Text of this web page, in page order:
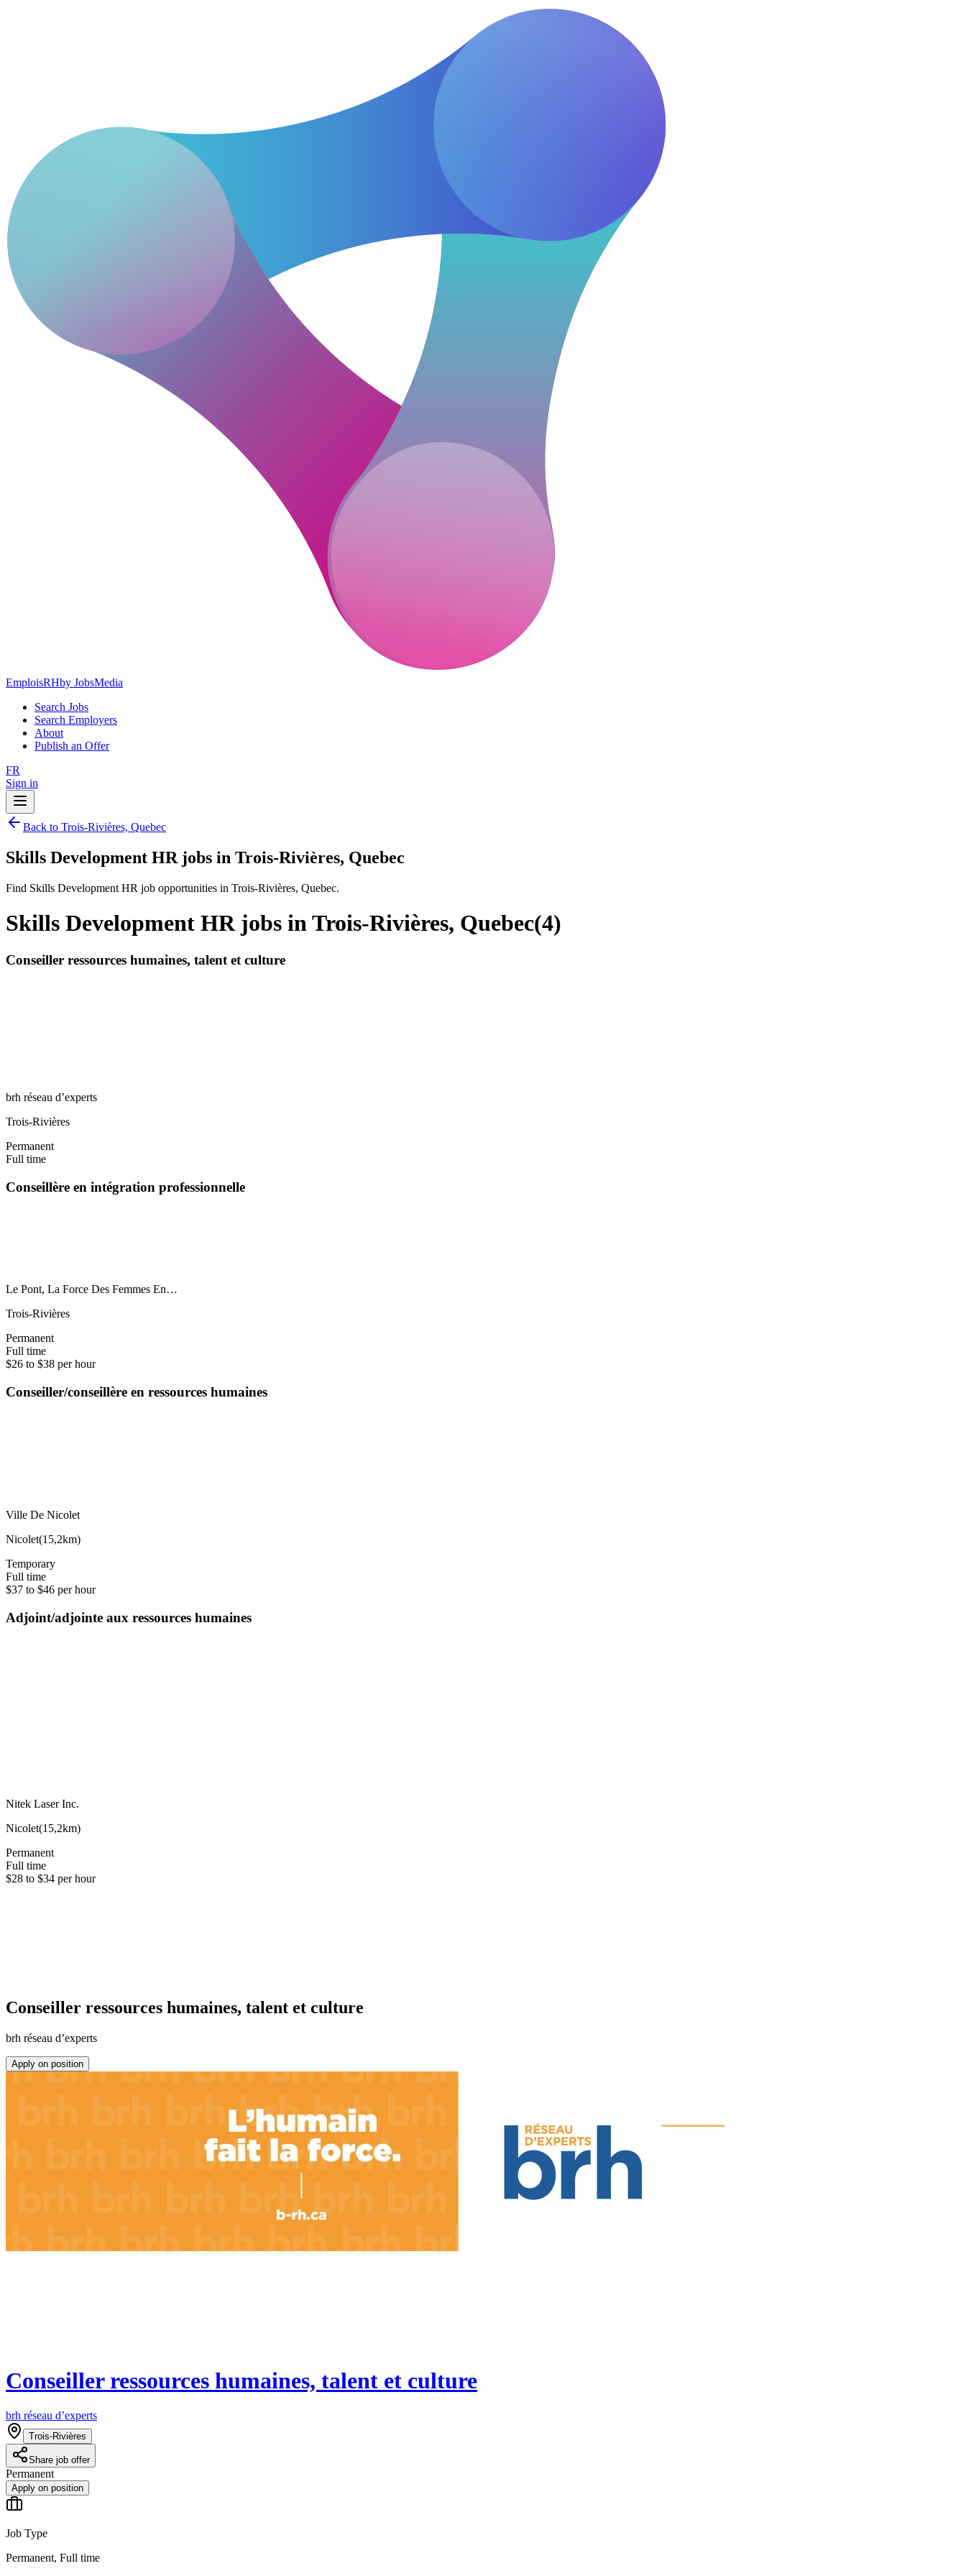
EmploisRHby JobsMedia
Search Jobs
Search Employers
About
Publish an Offer
FR
Sign in
Back to Trois-Rivières, Quebec
Skills Development HR jobs in Trois-Rivières, Quebec
Find Skills Development HR job opportunities in Trois-Rivières, Quebec.
Skills Development HR jobs in Trois-Rivières, Quebec(4)
Conseiller ressources humaines, talent et culture
brh réseau d’experts
Trois-Rivières
Permanent
Full time
Conseillère en intégration professionnelle
Le Pont, La Force Des Femmes En…
Trois-Rivières
Permanent
Full time
$26 to $38 per hour
Conseiller/conseillère en ressources humaines
Ville De Nicolet
Nicolet(15,2km)
Temporary
Full time
$37 to $46 per hour
Adjoint/adjointe aux ressources humaines
Nitek Laser Inc.
Nicolet(15,2km)
Permanent
Full time
$28 to $34 per hour
Conseiller ressources humaines, talent et culture
brh réseau d’experts
Apply on position
Conseiller ressources humaines, talent et culture
brh réseau d’experts
Trois-Rivières
Share job offer
Permanent
Apply on position
Job Type
Permanent, Full time